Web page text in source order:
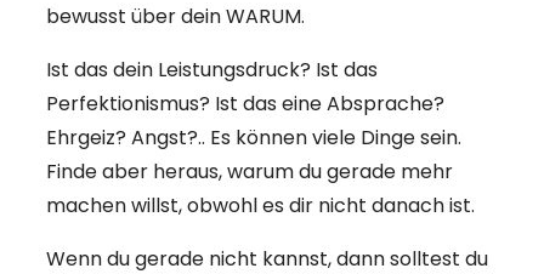
bewusst über dein WARUM.
Ist das dein Leistungsdruck? Ist das
Perfektionismus? Ist das eine Absprache?
Ehrgeiz? Angst?.. Es können viele Dinge sein.
Finde aber heraus, warum du gerade mehr
machen willst, obwohl es dir nicht danach ist.
Wenn du gerade nicht kannst, dann solltest du